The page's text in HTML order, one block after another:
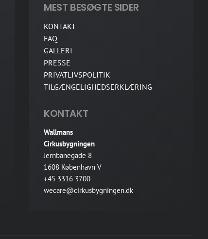
MEST BESØGTE SIDER
KONTAKT
FAQ
GALLERI
PRESSE
PRIVATLIVSPOLITIK
TILGÆNGELIGHEDSERKLÆRING
KONTAKT
Wallmans
Cirkusbygningen
Jernbanegade 8
1608 København V
+45 3316 3700
wecare@cirkusbygningen.dk